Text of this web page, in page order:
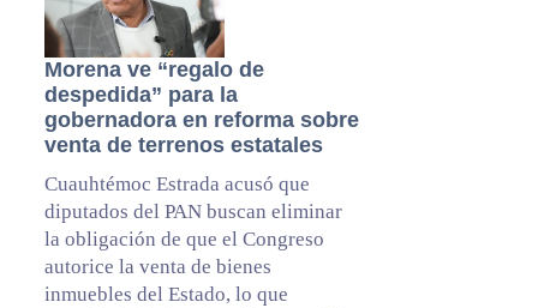
Morena ve “regalo de
despedida” para la
gobernadora en reforma sobre
venta de terrenos estatales
Cuauhtémoc Estrada acusó que
diputados del PAN buscan eliminar
la obligación de que el Congreso
autorice la venta de bienes
inmuebles del Estado, lo que